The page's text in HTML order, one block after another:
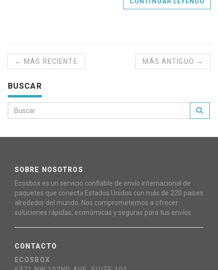
← MÁS RECIENTE MÁS ANTIGUO →
BUSCAR
SOBRE NOSOTROS
Ecosbox es un servicio confiable de envío internacional de
paquetes que conecta Estados Unidos con más de 220 países
alrededor del mundo. Nos comprometemos a ofrecer
soluciones rápidas, económicas y seguras para tus envíos.
CONTACTO
ECOSBOX